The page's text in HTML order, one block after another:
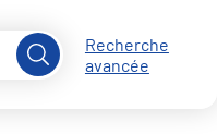
Recherche
avancée